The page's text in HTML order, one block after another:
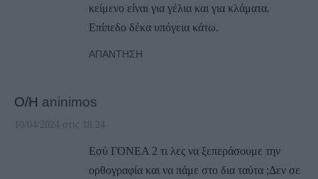
κείμενο είναι για γέλια και για κλάματα.
Επίπεδο δέκα υπόγεια κάτω.
ΑΠΆΝΤΗΣΗ
Ο/Η aninimos
10/04/2024 στις 18:24
Εσύ ΓΟΝΕΑ 2 τι λες να ξεπεράσουμε την
ορθογραφία και να πάμε στο δια ταύτα ;Δεν σε